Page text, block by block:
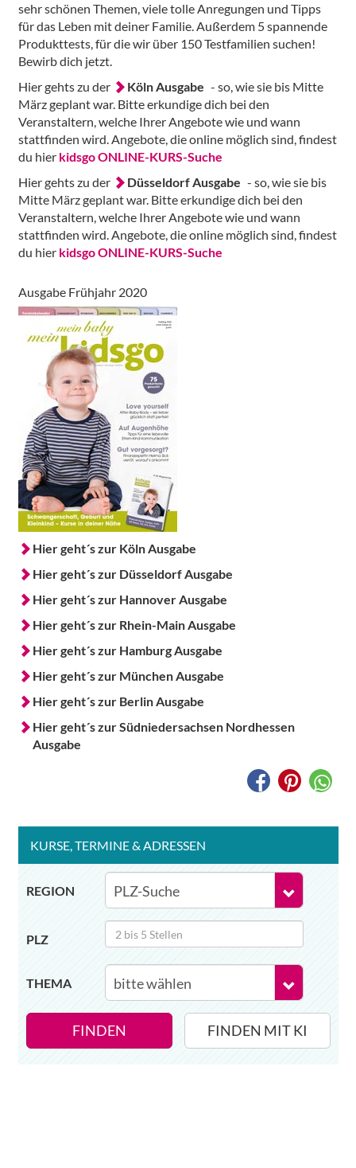
sehr schönen Themen, viele tolle Anregungen und Tipps
für das Leben mit deiner Familie. Außerdem 5 spannende
Produkttests, für die wir über 150 Testfamilien suchen!
Bewirb dich jetzt.
Hier gehts zu der
Köln Ausgabe - so, wie sie bis Mitte
März geplant war. Bitte erkundige dich bei den
Veranstaltern, welche Ihrer Angebote wie und wann
stattfinden wird. Angebote, die online möglich sind, findest
du hier kidsgo ONLINE-KURS-Suche
Hier gehts zu der
Düsseldorf Ausgabe - so, wie sie bis
Mitte März geplant war. Bitte erkundige dich bei den
Veranstaltern, welche Ihrer Angebote wie und wann
stattfinden wird. Angebote, die online möglich sind, findest
du hier kidsgo ONLINE-KURS-Suche
Ausgabe Frühjahr 2020
Hier geht´s zur Köln Ausgabe
Hier geht´s zur Düsseldorf Ausgabe
Hier geht´s zur Hannover Ausgabe
Hier geht´s zur Rhein-Main Ausgabe
Hier geht´s zur Hamburg Ausgabe
Hier geht´s zur München Ausgabe
Hier geht´s zur Berlin Ausgabe
Hier geht´s zur Südniedersachsen Nordhessen
Ausgabe
KURSE, TERMINE& ADRESSEN
REGION
PLZ
THEMA
FINDEN FINDEN MIT KI